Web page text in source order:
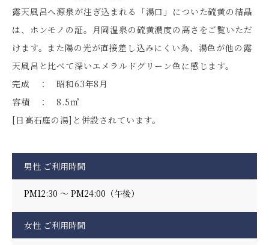
露天風呂へ源泉が注ぎ込まれる「湯口」についた硫黄の結晶
は、ホンモノの証。月岡温泉の硫黄濃度の高さをご覧いただ
けます。また陽の光が直接差し込みにくい為、湯色が他の露
天風呂と比べて深いエメラルドグリーン色に感じます。
完成 ： 昭和63年8月
容積 ： 8.5㎥
[日高石庭の湯]と併設されています。
男性 ご利用時間
PM12:30 ～ PM24:00（午後）
女性 ご利用時間